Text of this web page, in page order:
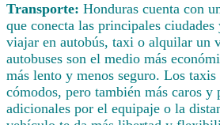
Transporte: Honduras cuenta con
que conecta las principales ciudades
viajar en autobús, taxi o alquilar un
autobuses son el medio más
más lento y menos seguro. Los
cómodos, pero también más caros y
adicionales por el equipaje o la